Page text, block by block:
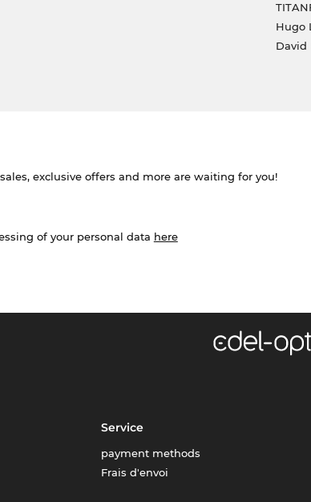
Hugo
David
exclusive offers and more are waiting for you!
of your personal data here
Service
payment methods
Frais d'envoi